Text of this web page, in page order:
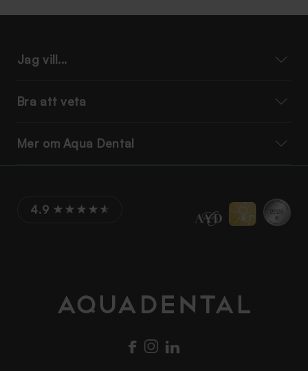
Jag vill...
Bra att veta
Mer om Aqua Dental
4.9